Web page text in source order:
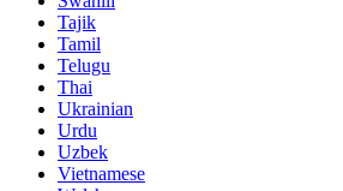
Tajik
Tamil
Telugu
Thai
Ukrainian
Urdu
Uzbek
Vietnamese